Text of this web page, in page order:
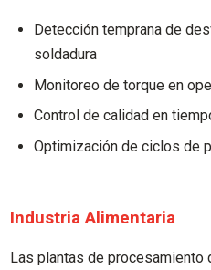
Detección temprana de
soldadura
Monitoreo de torque en
Control de calidad en
Optimización de ciclos de
Industria Alimentaria
Las plantas de